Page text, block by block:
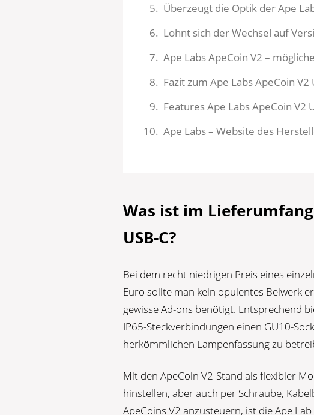
Überzeugt die Optik der Ape
Lohnt sich der Wechsel auf
Ape Labs ApeCoin V2 –
Fazit zum Ape Labs ApeCoin V2
Features Ape Labs ApeCoin V2
Ape Labs – Website des
Was ist im Lieferumfang
USB-C?
Bei dem recht niedrigen Preis eines
Euro sollte man kein opulentes Beiwerk
gewisse Ad-ons benötigt. Entsprechend
IP65-Steckverbindungen einen GU10-
herkömmlichen Lampenfassung zu
Mit den ApeCoin V2-Stand als flexibler
hinstellen, aber auch per Schraube,
ApeCoins V2 anzusteuern, ist die Ape